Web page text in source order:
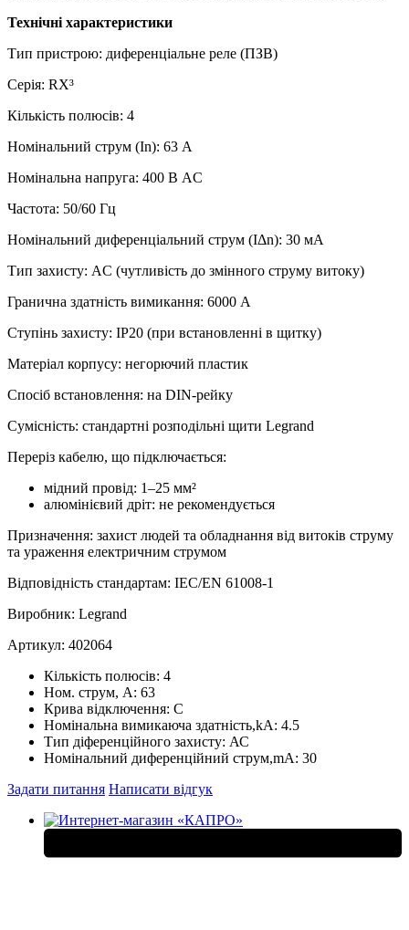
Технічні характеристики
Тип пристрою: диференціальне реле (ПЗВ)
Серія: RX³
Кількість полюсів: 4
Номінальний струм (In): 63 А
Номінальна напруга: 400 В AC
Частота: 50/60 Гц
Номінальний диференціальний струм (IΔn): 30 мА
Тип захисту: AC (чутливість до змінного струму витоку)
Гранична здатність вимикання: 6000 А
Ступінь захисту: IP20 (при встановленні в щитку)
Матеріал корпусу: негорючий пластик
Спосіб встановлення: на DIN-рейку
Сумісність: стандартні розподільні щити Legrand
Переріз кабелю, що підключається:
мідний провід: 1–25 мм²
алюмінієвий дріт: не рекомендується
Призначення: захист людей та обладнання від витоків струму
та ураження електричним струмом
Відповідність стандартам: IEC/EN 61008‑1
Виробник: Legrand
Артикул: 402064
Кількість полюсів: 4
Ном. струм, А: 63
Крива відключення: С
Номінальна вимикаюча здатність,kA: 4.5
Тип діференційного захисту: АС
Номінальний диференційний струм,mA: 30
Задати питання Написати відгук